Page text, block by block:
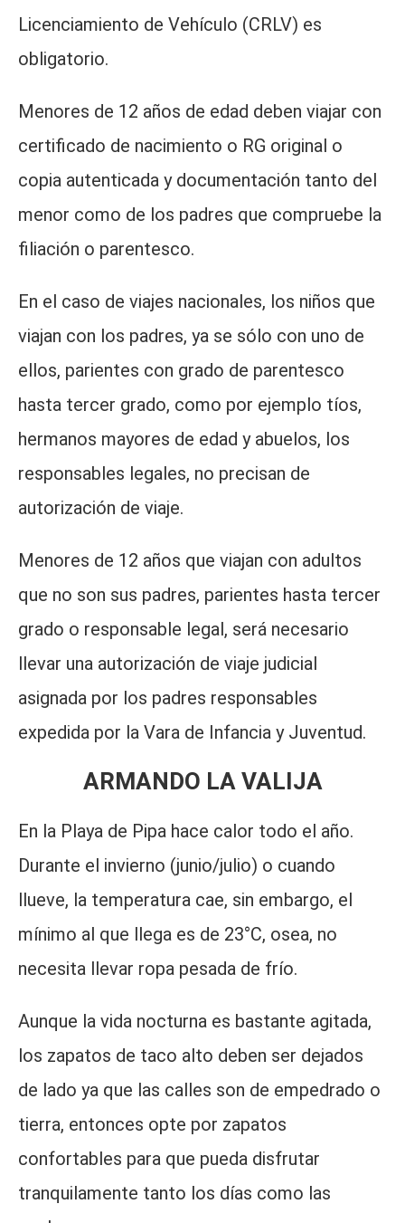
Licenciamiento de Vehículo (CRLV) es
obligatorio.
Menores de 12 años de edad deben viajar con
certificado de nacimiento o RG original o
copia autenticada y documentación tanto del
menor como de los padres que compruebe la
filiación o parentesco.
En el caso de viajes nacionales, los niños que
viajan con los padres, ya se sólo con uno de
ellos, parientes con grado de parentesco
hasta tercer grado, como por ejemplo tíos,
hermanos mayores de edad y abuelos, los
responsables legales, no precisan de
autorización de viaje.
Menores de 12 años que viajan con adultos
que no son sus padres, parientes hasta tercer
grado o responsable legal, será necesario
llevar una autorización de viaje judicial
asignada por los padres responsables
expedida por la Vara de Infancia y Juventud.
ARMANDO LA VALIJA
En la Playa de Pipa hace calor todo el año.
Durante el invierno (junio/julio) o cuando
llueve, la temperatura cae, sin embargo, el
mínimo al que llega es de 23°C, osea, no
necesita llevar ropa pesada de frío.
Aunque la vida nocturna es bastante agitada,
los zapatos de taco alto deben ser dejados
de lado ya que las calles son de empedrado o
tierra, entonces opte por zapatos
confortables para que pueda disfrutar
tranquilamente tanto los días como las